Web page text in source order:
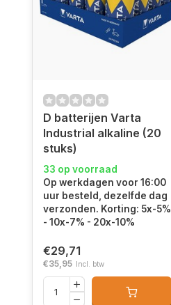
D batterijen Varta
Industrial alkaline (20
stuks)
33 op voorraad
Op werkdagen voor 16:00
uur besteld, dezelfde dag
verzonden. Korting: 5x-5%
- 10x-7% - 20x-10%
€29,71
€35,95 Incl. btw